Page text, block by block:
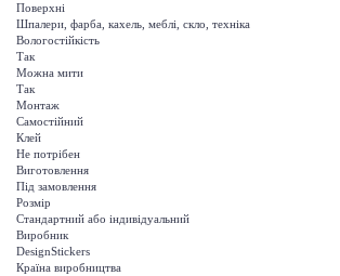
Поверхні
Шпалери, фарба, кахель, меблі, скло, техніка
Вологостійкість
Так
Можна мити
Так
Монтаж
Самостійний
Клей
Не потрібен
Виготовлення
Під замовлення
Розмір
Стандартний або індивідуальний
Виробник
DesignStickers
Країна виробництва